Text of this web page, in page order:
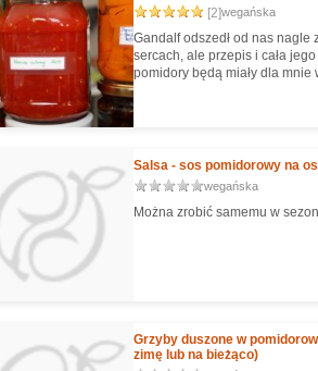
[2]wegańska
Gandalf odszedł od nas
sercach, ale przepis i cała
pomidory będą miały dla mnie
Salsa - sos pomidorowy na
wegańska
Można zrobić samemu w
Grzyby duszone w
zimę lub na bieżąco)